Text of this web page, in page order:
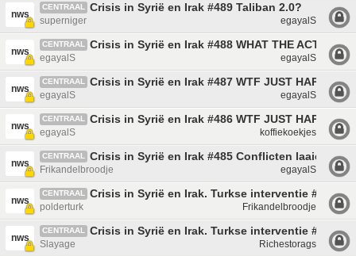
nws
CENTRAAL Crisis in Syrië en Irak #489 Taliban 2.0?
superniger egayalS
nws
CENTRAAL Crisis in Syrië en Irak #488 WHAT THE ACTUAL
egayalS egayalS
nws
CENTRAAL Crisis in Syrië en Irak #487 WTF JUST
egayalS egayalS
nws
CENTRAAL Crisis in Syrië en Irak #486 WTF JUST
egayalS koffiekoekjes
nws
CENTRAAL Crisis in Syrië en Irak #485 Conflicten laaien
Frikandelbroodje egayalS
nws
CENTRAAL Crisis in Syrië en Irak. Turkse interventie #484
polderturk Frikandelbroodje
nws
CENTRAAL Crisis in Syrië en Irak. Turkse interventie #482
Slayage Richestorags